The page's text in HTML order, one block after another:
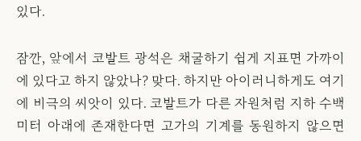
있다.
잠깐, 앞에서 코발트 광석은 채굴하기 쉽게 지표면 가까이
에 있다고 하지 않았나? 맞다. 하지만 아이러니하게도 여기
에 비극의 씨앗이 있다. 코발트가 다른 자원처럼 지하 수백
미터 아래에 존재한다면 고가의 기계를 동원하지 않으면